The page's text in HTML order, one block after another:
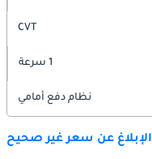
CVT
1 سرعة
نظام دفع أمامي
الإبلاغ عن سعر غير صحيح